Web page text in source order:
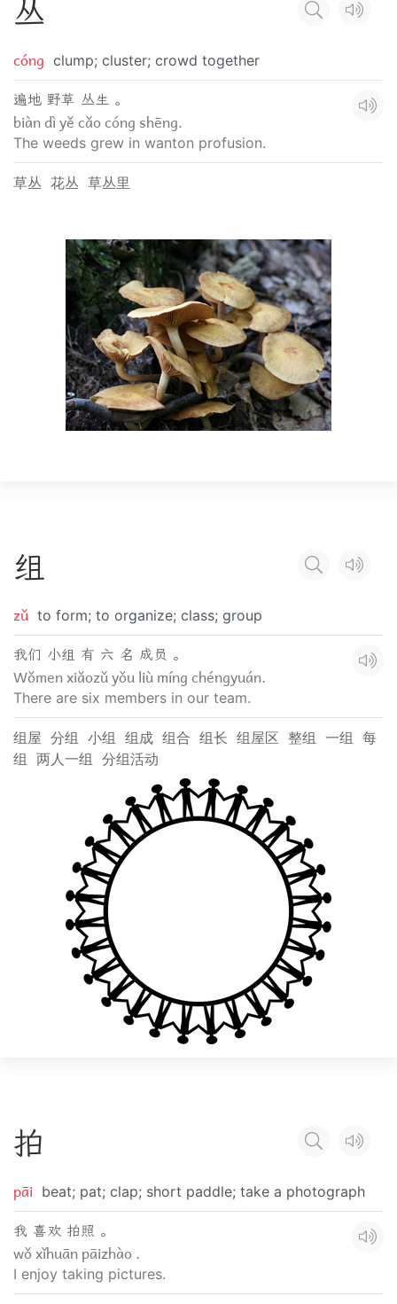
丛
cóng clump; cluster; crowd together
遍地 野草 丛生 。
biàn dì yě cǎo cóng shēng.
The weeds grew in wanton profusion.
草丛 花丛 草丛里
组
zǔ to form; to organize; class; group
我们 小组 有 六 名 成员 。
Wǒmen xiǎozǔ yǒu liù míng chéngyuán.
There are six members in our team.
组屋 分组 小组 组成 组合 组长 组屋区 整组 一组 每
组 两人一组 分组活动
拍
pāi beat; pat; clap; short paddle; take a photograph
我 喜欢 拍照 。
wǒ xǐhuān pāizhào .
I enjoy taking pictures.